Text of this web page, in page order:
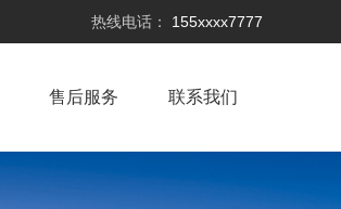
热线电话： 155xxxx7777
售后服务 联系我们